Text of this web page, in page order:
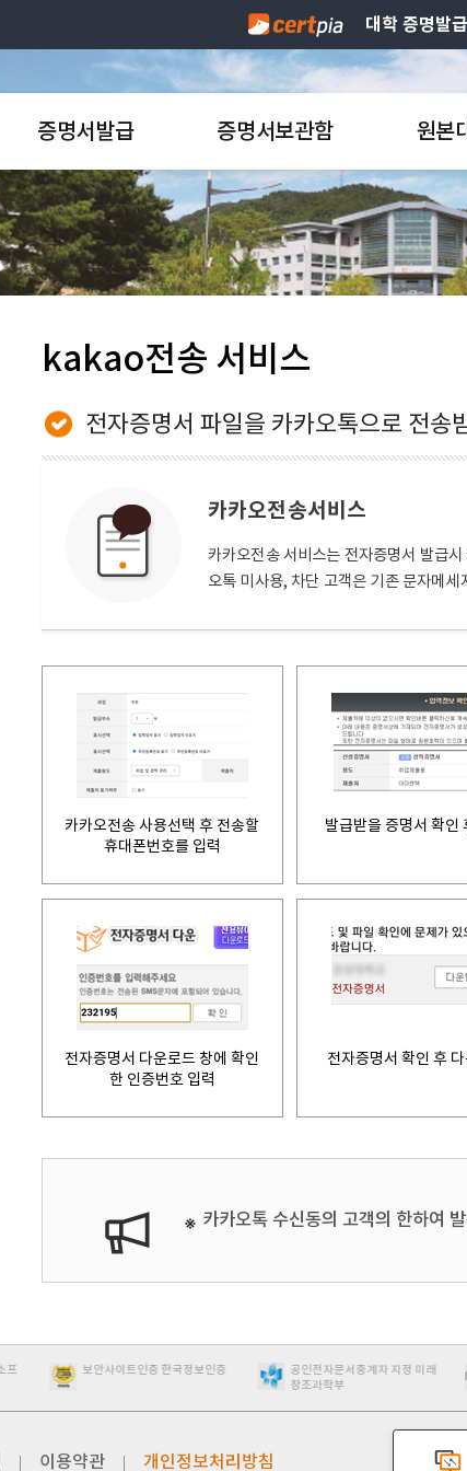
대학 증명발
증명서발급 증명서보관함 원본
kakao전송 서비스
전자증명서 파일을 카카오톡으로 전송
카카오전송서비스
카카오전송 서비스는 전자증명서 발급
오톡 미사용, 차단 고객은 기존 문자메세
카카오전송 사용선택 후 전송할
휴대폰번호를 입력
발급받을 증명서 확인
전자증명서 다운로드 창에 확인
한 인증번호 입력
전자증명서 확인 후
카카오톡 수신동의 고객의 한하여
보안사이트인증 한국정보인증
공인전자문서중계자 지정 미래
창조과학부
이
이용약관 개인정보처리방침